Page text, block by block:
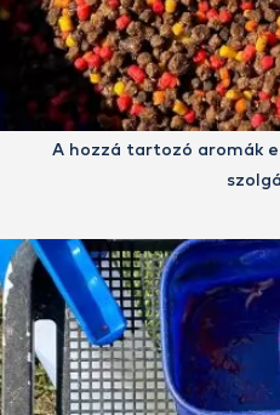
A hozzá tartozó aromák